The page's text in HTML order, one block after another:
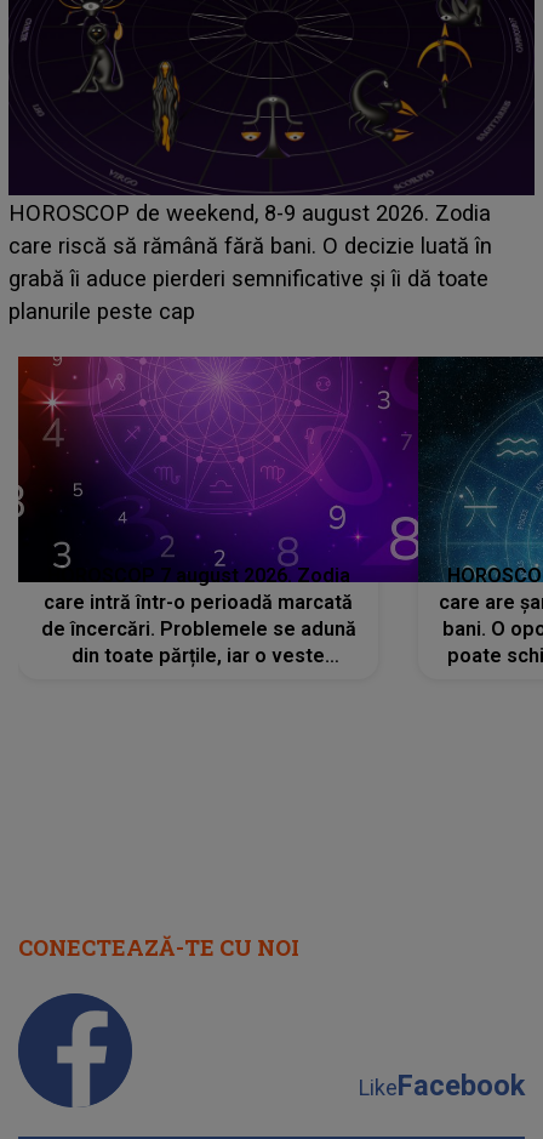
Emanuel a ținut ACEST DETALIU ASCUNS până
acum! În fața Alexandrei, concurentul din Casa Iubirii
face o MĂRTURISIRE NEAȘTEPTATĂ despre mama
sa: "I-am spus și ei în față, eu nu te iubesc pentru
HOROSCOP 7 august 2026. Zodia
care intră într-o perioadă marcată
de încercări. Problemele se adună
din toate părțile, iar o veste
care are
bani. O
poate
CONECTEAZĂ-TE CU NOI
LikeFacebook